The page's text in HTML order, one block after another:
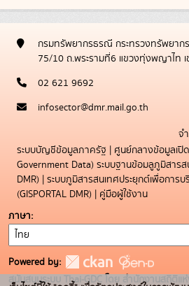
กรมทรัพยากรธรณี กระทรวงทรัพยาก
75/10 ถ.พระรามที่6 แขวงทุ่งพญาไท
02 621 9692
infosector@dmr.mail.go.th
จ
ระบบบัญชีข้อมูลภาครัฐ | ศูนย์กลางข้อมูลเปิ
Government Data) ระบบฐานข้อมลูภูมิสาร
DMR) | ระบบภูมิสารสนเทศประยุกต์เพื่อกา
(GISPORTAL DMR) | คู่มือผู้ใช้งาน
ภาษา
Powered by:
สนับสนุนระบบ Thai-GDC โดย สำนักงานสถิติแ